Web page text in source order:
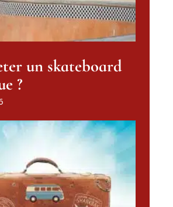
un skateboard
?